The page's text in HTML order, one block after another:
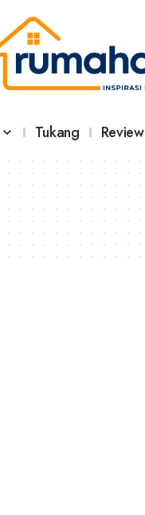
Tukang Review